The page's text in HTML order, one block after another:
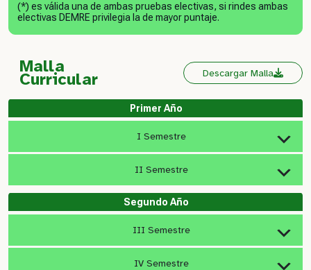
(*) es válida una de ambas pruebas electivas, si rindes ambas
electivas DEMRE privilegia la de mayor puntaje.
Malla
Curricular Descargar Malla
Primer Año
I Semestre
II Semestre
Segundo Año
III Semestre
IV Semestre